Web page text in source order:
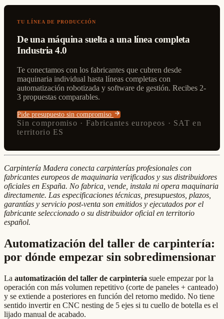
TU LÍNEA DE PRODUCCIÓN
De una máquina suelta a una línea completa
Industria 4.0
Te conectamos con los fabricantes que cubren desde
maquinaria individual hasta líneas completas con
automatización robotizada y software de gestión. Recibes 2-
3 propuestas comparables.
Pide presupuesto sin compromiso
Sin compromiso · Fabricantes europeos · SAT en
territorio ES
Carpintería Madera conecta carpinterías profesionales con
fabricantes europeos de maquinaria verificados y sus distribuidores
oficiales en España. No fabrica, vende, instala ni opera maquinaria
directamente. Las especificaciones técnicas, presupuestos, plazos,
garantías y servicio post-venta son emitidos y ejecutados por el
fabricante seleccionado o su distribuidor oficial en territorio
español.
Automatización del taller de carpintería:
por dónde empezar sin sobredimensionar
La automatización del taller de carpintería suele empezar por la
operación con más volumen repetitivo (corte de paneles + canteado)
y se extiende a posteriores en función del retorno medido. No tiene
sentido invertir en CNC nesting de 5 ejes si tu cuello de botella es el
lijado manual de acabado.